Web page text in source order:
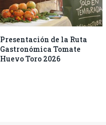
Presentación de la Ruta
Gastronómica Tomate
Huevo Toro 2026